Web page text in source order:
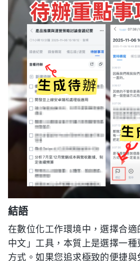
結語
在數位化工作環境中，選擇合
中文」工具，本質上是選擇一
方式。如果您追求極致的便捷